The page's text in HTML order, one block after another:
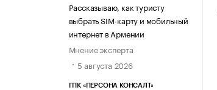
Рассказываю, как туристу
выбрать SIM-карту и мобильный
интернет в Армении
Мнение эксперта
5 августа 2026
ГПК «ПЕРСОНА КОНСАЛТ»